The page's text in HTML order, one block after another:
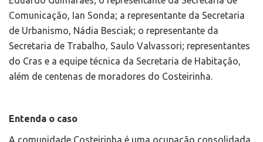
Comunicação, Ian Sonda; a representante da Secretaria
de Urbanismo, Nádia Besciak; o representante da
Secretaria de Trabalho, Saulo Valvassori; representantes
do Cras e a equipe técnica da Secretaria de Habitação,
além de centenas de moradores do Costeirinha.
Entenda o caso
A comunidade Costeirinha é uma ocupação consolidada